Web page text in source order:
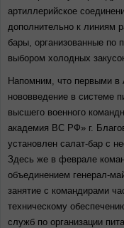
артиллерийское
дополнительно к линиям
бары, организованные по
выбором холодных
Напомним, что первыми в
нововведение в системе
высшего военного
академия ВС РФ» г.
установлен салат-бар с
Здесь же в феврале
объединением генерал-
занятие с командирами
техническому
служб по организации